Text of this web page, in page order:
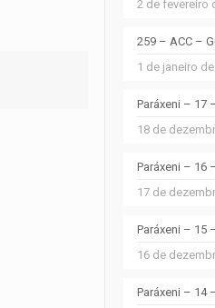
2 de fevereiro
259 – ACC –
1 de janeiro de
Paráxeni – 17
18 de
Paráxeni – 16
17 de
Paráxeni – 15
16 de
Paráxeni – 14